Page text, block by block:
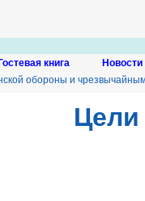
Гостевая книга
Новости
обороны и
Цели